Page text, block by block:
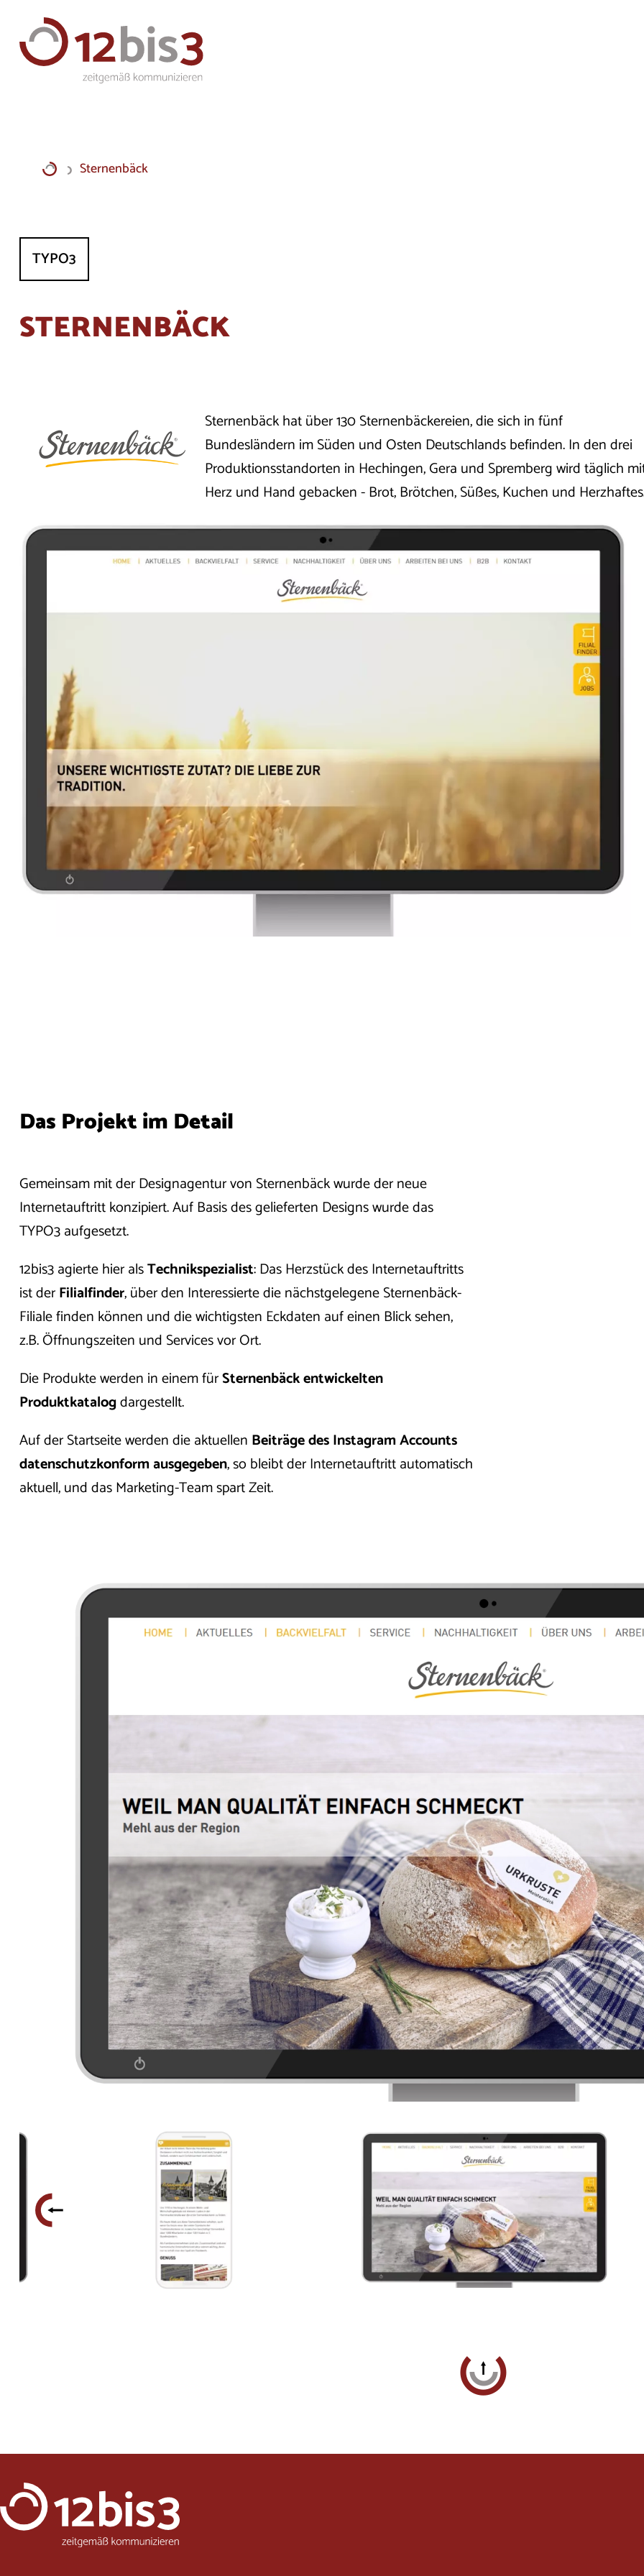
Sternenbäck
TYPO3
STERNENBÄCK
Sternenbäck hat über 130 Sternenbäckereien, die sich in fünf
Bundesländern im Süden und Osten Deutschlands befinden. In den drei
Produktionsstandorten in Hechingen, Gera und Spremberg wird täglich
Herz und Hand gebacken - Brot, Brötchen, Süßes, Kuchen und
Das Projekt im Detail
Gemeinsam mit der Designagentur von Sternenbäck wurde der neue
Internetauftritt konzipiert. Auf Basis des gelieferten Designs wurde das
TYPO3 aufgesetzt.
12bis3 agierte hier alsTechnikspezialist: Das Herzstück des Internetauftritts
ist derFilialfinder, über den Interessierte die nächstgelegene Sternenbäck-
Filiale finden können und die wichtigsten Eckdaten auf einen Blick sehen,
z.B. Öffnungszeiten und Services vor Ort.
Die Produkte werden in einem fürSternenbäck entwickelten
Produktkatalogdargestellt.
Auf der Startseite werden die aktuellen Beiträge des Instagram Accounts
datenschutzkonform ausgegeben, so bleibt der Internetauftritt automatisch
aktuell, und das Marketing-Team spart Zeit.